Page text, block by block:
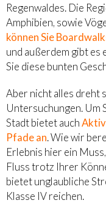
Regenwaldes. Die
Amphibien, sowie
können Sie
und außerdem gibt es
Sie diese bunten
Aber nicht alles dreht
Untersuchungen. Um
Stadt bietet auch
Pfade an. Wie wir
Erlebnis hier ein
Fluss trotz Ihrer
bietet unglaubliche
Klasse IV reichen.